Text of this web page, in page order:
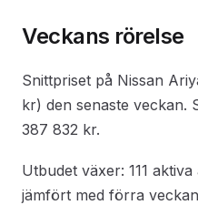
Veckans rörelse
Snittpriset på Nissan
kr) den senaste veckan.
387 832 kr.
Utbudet växer: 111
jämfört med förra